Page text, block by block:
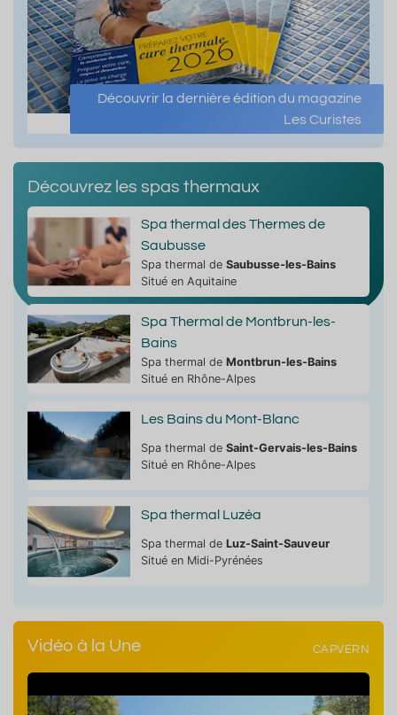
Découvrir la dernière édition du magazine
Les Curistes
Découvrez les spas thermaux
Spa thermal des Thermes de
Saubusse
Spa thermal de Saubusse-les-Bains
Situé en Aquitaine
Spa Thermal de Montbrun-les-
Bains
Spa thermal de Montbrun-les-Bains
Situé en Rhône-Alpes
Les Bains du Mont-Blanc
Spa thermal de Saint-Gervais-les-Bains
Situé en Rhône-Alpes
Spa thermal Luzéa
Spa thermal de Luz-Saint-Sauveur
Situé en Midi-Pyrénées
Vidéo à la Une CAPVERN